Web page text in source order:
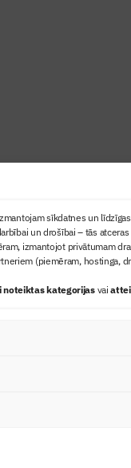
sīkdatnes un
un drošībai – tās
izmantojot privātumam
(piemēram, hostinga,
noteiktas kategorijasvai